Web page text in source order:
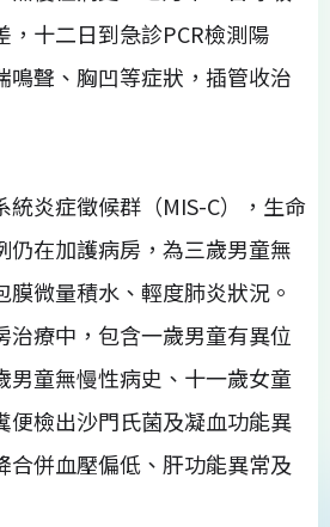
，十二日到急診PCR檢測陽
鳴聲、胸凹等症狀，插管收治
統炎症徵候群（MIS-C），生命
仍在加護病房，為三歲男童無
微量積水、輕度肺炎狀況。
治療中，包含一歲男童有異位
男童無慢性病史、十一歲女童
便檢出沙門氏菌及凝血功能異
合併血壓偏低、肝功能異常及